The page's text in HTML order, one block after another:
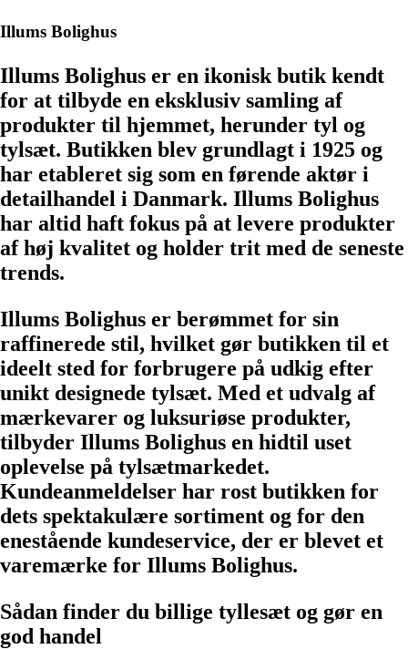
Illums Bolighus
Illums Bolighus er en ikonisk butik kendt
for at tilbyde en eksklusiv samling af
produkter til hjemmet, herunder tyl og
tylsæt. Butikken blev grundlagt i 1925 og
har etableret sig som en førende aktør i
detailhandel i Danmark. Illums Bolighus
har altid haft fokus på at levere produkter
af høj kvalitet og holder trit med de seneste
trends.
Illums Bolighus er berømmet for sin
raffinerede stil, hvilket gør butikken til et
ideelt sted for forbrugere på udkig efter
unikt designede tylsæt. Med et udvalg af
mærkevarer og luksuriøse produkter,
tilbyder Illums Bolighus en hidtil uset
oplevelse på tylsætmarkedet.
Kundeanmeldelser har rost butikken for
dets spektakulære sortiment og for den
enestående kundeservice, der er blevet et
varemærke for Illums Bolighus.
Sådan finder du billige tyllesæt og gør en
god handel